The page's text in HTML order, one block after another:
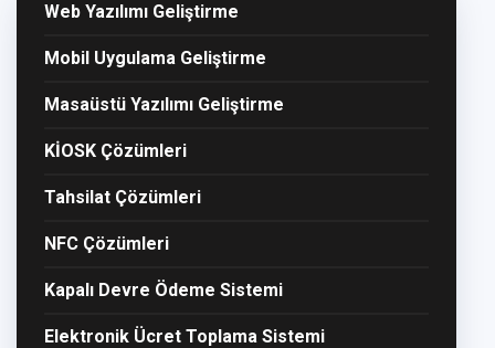
Web Yazılımı Geliştirme
Mobil Uygulama Geliştirme
Masaüstü Yazılımı Geliştirme
KİOSK Çözümleri
Tahsilat Çözümleri
NFC Çözümleri
Kapalı Devre Ödeme Sistemi
Elektronik Ücret Toplama Sistemi